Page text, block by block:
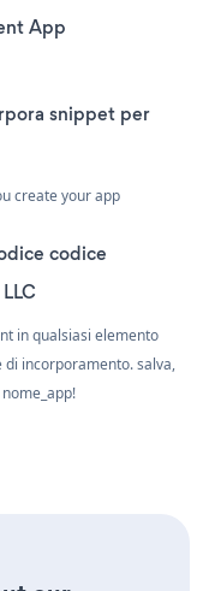
App
snippet per
create your app
codice
in qualsiasi elemento
di incorporamento. salva,